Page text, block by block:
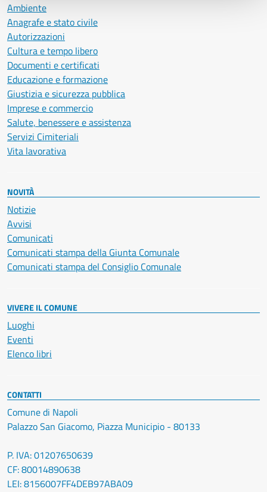
Ambiente
Anagrafe e stato civile
Autorizzazioni
Cultura e tempo libero
Documenti e certificati
Educazione e formazione
Giustizia e sicurezza pubblica
Imprese e commercio
Salute, benessere e assistenza
Servizi Cimiteriali
Vita lavorativa
NOVITÀ
Notizie
Avvisi
Comunicati
Comunicati stampa della Giunta Comunale
Comunicati stampa del Consiglio Comunale
VIVERE IL COMUNE
Luoghi
Eventi
Elenco libri
CONTATTI
Comune di Napoli
Palazzo San Giacomo, Piazza Municipio - 80133
P. IVA: 01207650639
CF: 80014890638
LEI: 8156007FF4DEB97ABA09